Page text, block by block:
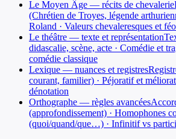
Le Moyen Âge — récits de chevalerie
(Chrétien de Troyes, légende
Roland · Valeurs chevaleresques et
Le théâtre — texte et représentation
didascalie, scène, acte · Comédie et
comédie classique
Lexique — nuances et registres
courant, familier) · Péjoratif et
dénotation
Orthographe — règles avancées
(approfondissement) · Homophones
(quoi/quand/que…) · Infinitif vs